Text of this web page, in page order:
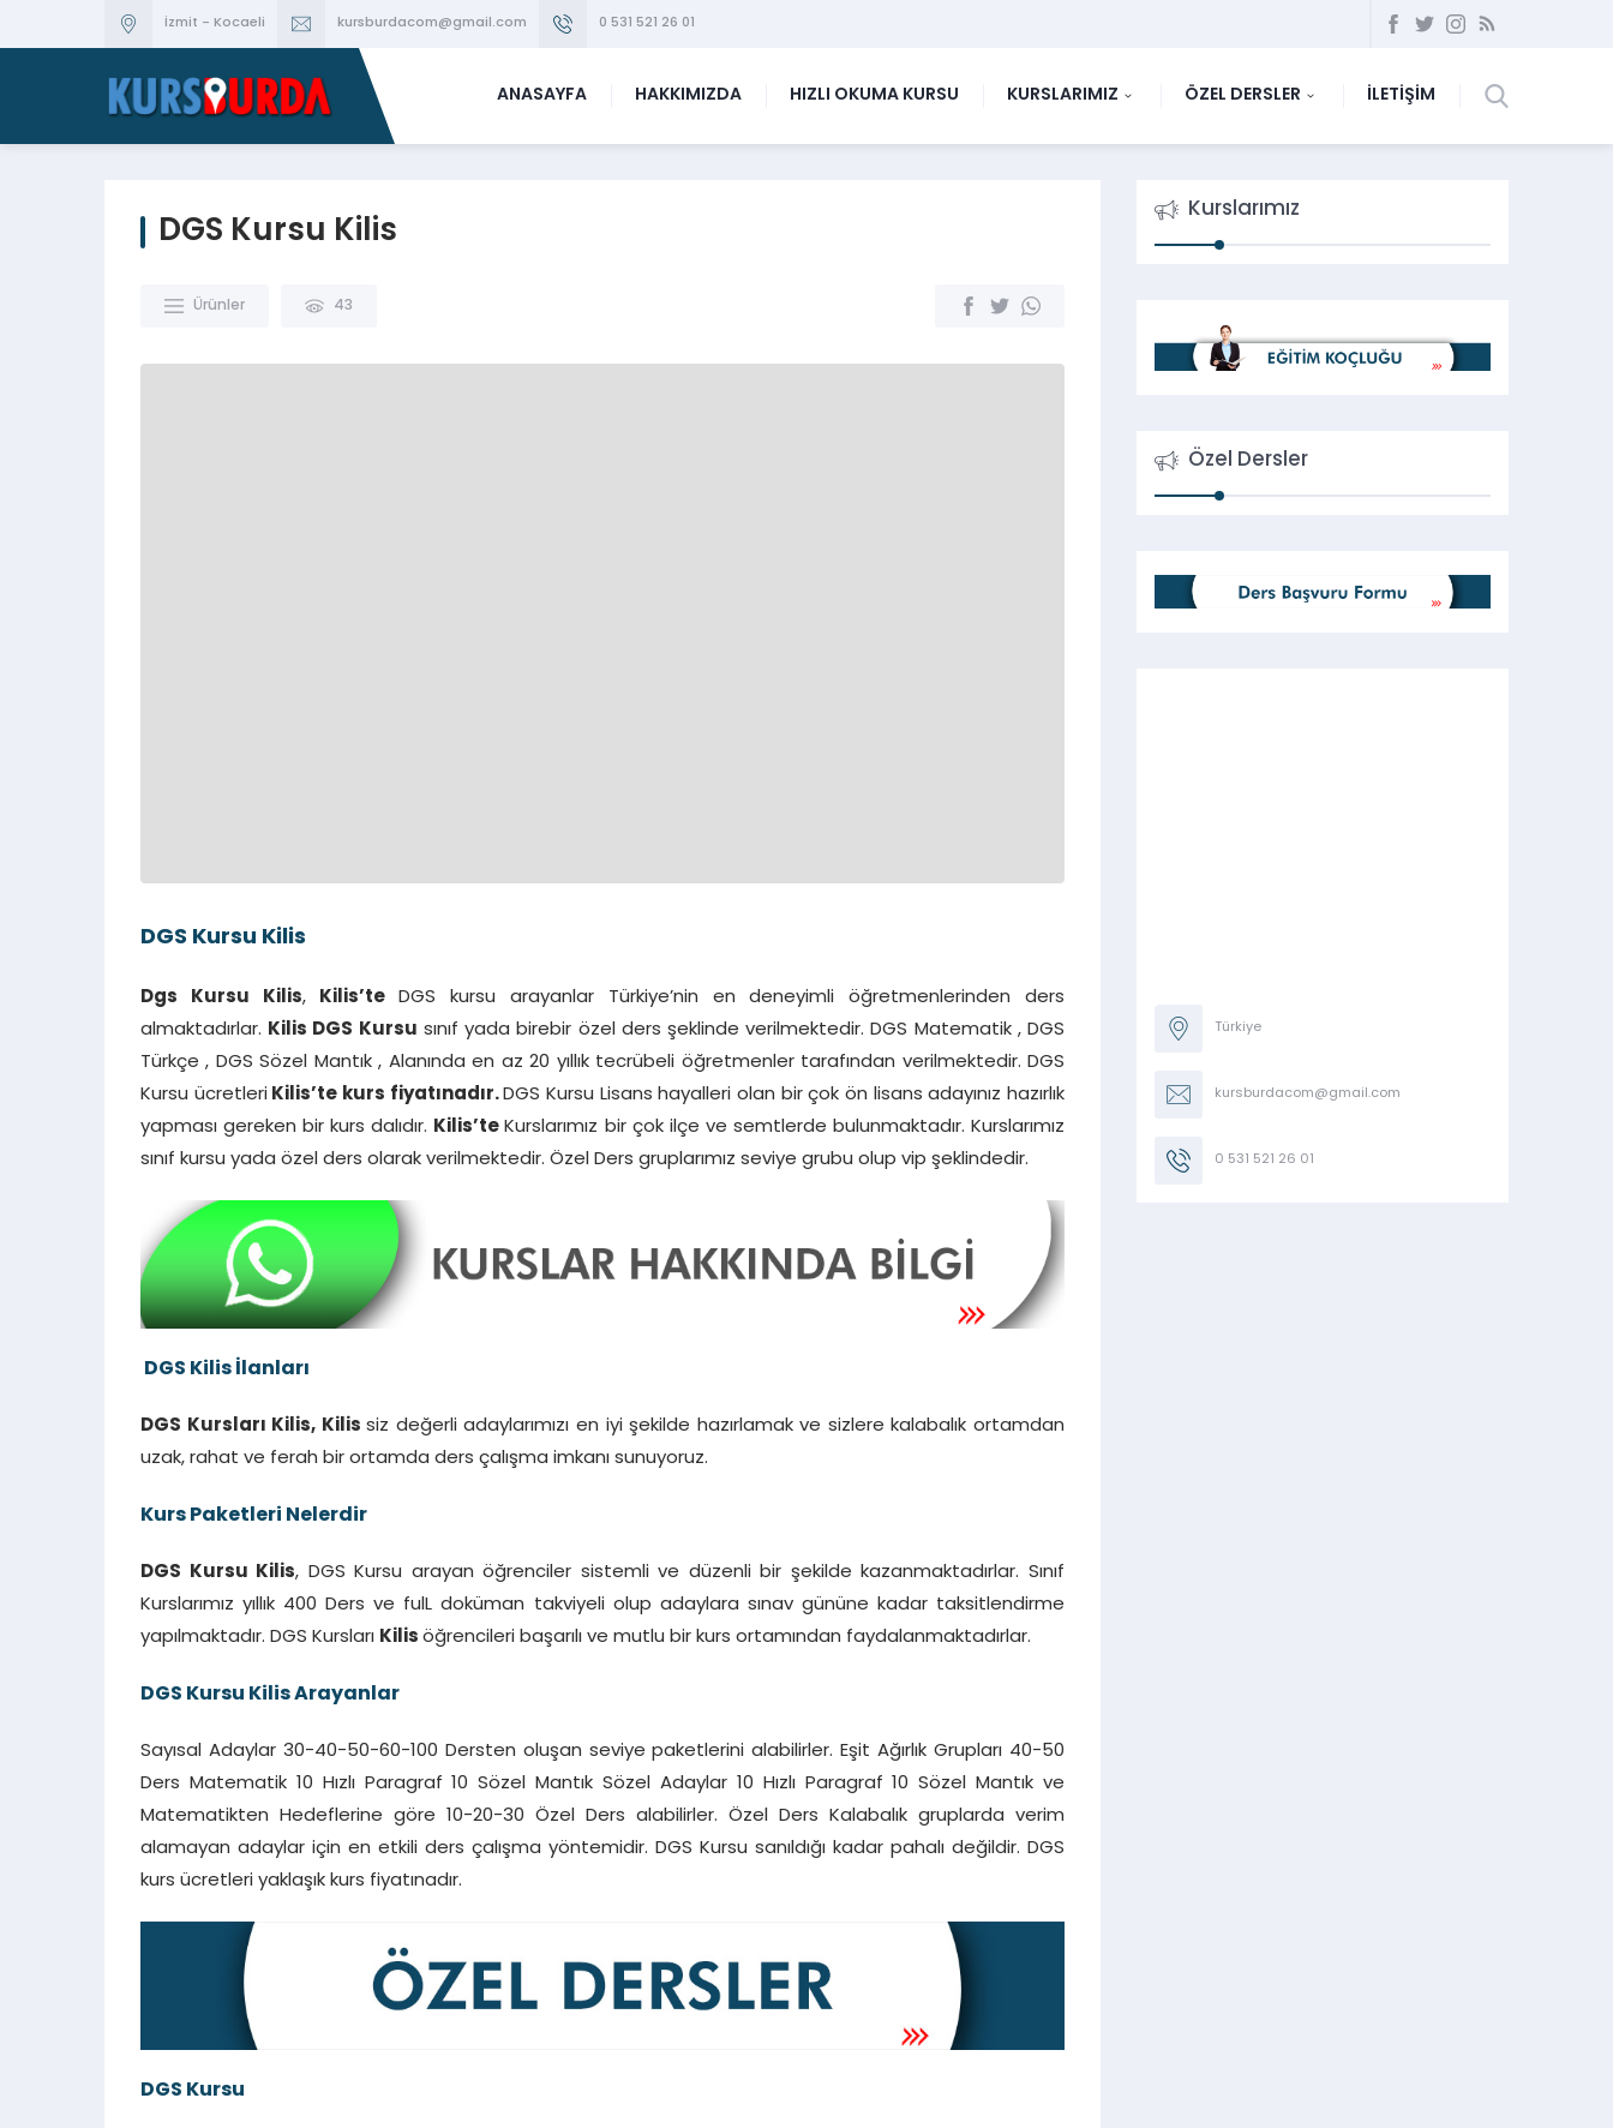
İzmit - Kocaeli kursburdacom@gmail.com 0 531 521 26 01
ANASAYFA HAKKIMIZDA HIZLI OKUMA KURSU KURSLARIMIZ ÖZEL DERSLER İLETİŞİM
DGS Kursu Kilis
Ürünler 43
DGS Kursu Kilis
Dgs Kursu Kilis, Kilis’te
DGS kursu arayanlar Türkiye’nin en deneyimli öğretmenlerinden ders
almaktadırlar. Kilis DGS Kursu sınıf yada birebir özel ders şeklinde verilmektedir. DGS Matematik , DGS
Türkçe , DGS Sözel Mantık , Alanında en az 20 yıllık tecrübeli öğretmenler tarafından verilmektedir. DGS
Kursu ücretleri Kilis’te kurs fiyatınadır.DGS Kursu Lisans hayalleri olan bir çok ön lisans adayınız hazırlık
yapması gereken bir kurs dalıdır. Kilis’te Kurslarımız bir çok ilçe ve semtlerde bulunmaktadır. Kurslarımız
sınıf kursu yada özel ders olarak verilmektedir. Özel Ders gruplarımız seviye grubu olup vip şeklindedir.
DGS Kilis İlanları
DGS Kursları Kilis, Kilissiz değerli adaylarımızı en iyi şekilde hazırlamak ve sizlere kalabalık ortamdan
uzak, rahat ve ferah bir ortamda ders çalışma imkanı sunuyoruz.
Kurs Paketleri Nelerdir
DGS Kursu Kilis, DGS Kursu arayan öğrenciler sistemli ve düzenli bir şekilde kazanmaktadırlar. Sınıf
Kurslarımız yıllık 400 Ders ve fulL doküman takviyeli olup adaylara sınav gününe kadar taksitlendirme
yapılmaktadır. DGS Kursları Kilis öğrencileri başarılı ve mutlu bir kurs ortamından faydalanmaktadırlar.
DGS Kursu KilisArayanlar
Sayısal Adaylar 30-40-50-60-100 Dersten oluşan seviye paketlerini alabilirler. Eşit Ağırlık Grupları 40-50
Ders Matematik 10 Hızlı Paragraf 10 Sözel Mantık Sözel Adaylar 10 Hızlı Paragraf 10 Sözel Mantık ve
Matematikten Hedeflerine göre 10-20-30 Özel Ders alabilirler. Özel Ders Kalabalık gruplarda verim
alamayan adaylar için en etkili ders çalışma yöntemidir. DGS Kursu sanıldığı kadar pahalı değildir. DGS
kurs ücretleri yaklaşık kurs fiyatınadır.
DGS Kursu
Kurslarımız
Özel Dersler
Türkiye
kursburdacom@gmail.com
0 531 521 26 01